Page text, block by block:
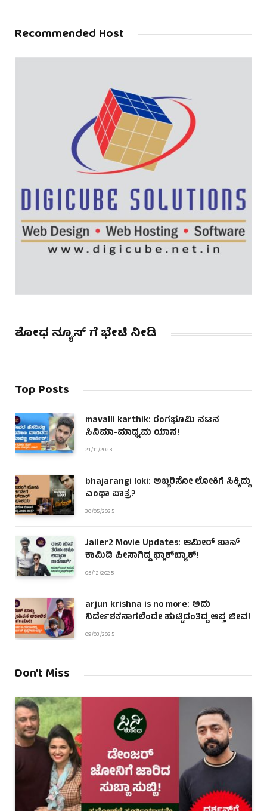
Recommended Host
ಶೋಧ ನ್ಯೂಸ್ ಗೆ ಭೇಟಿ ನೀಡಿ
Top Posts
mavalli karthik: ರಂಗಭೂಮಿ ನಟನ
ಸಿನಿಮಾ-ಮಾಧ್ಯಮ ಯಾನ!
21/11/2023
bhajarangi loki: ಅಬ್ಬರಿಸೋ ಲೋಕಿಗೆ ಸಿಕ್ಕಿದ್ದು
ಎಂಥಾ ಪಾತ್ರ?
30/05/2025
Jailer2 Movie Updates: ಆಮೀರ್ ಖಾನ್
ಕಾಮಿಡಿ ಪೀಸಾಗಿದ್ದ ಫ್ಲಾಶ್‌ಬ್ಯಾಕ್!
05/12/2025
arjun krishna is no more: ಅದು
ನಿರ್ದೇಶಕನಾಗಲೆಂದೇ ಹುಟ್ಟಿದಂತಿದ್ದ ಆಪ್ತ ಜೀವ!
09/03/2025
Don't Miss